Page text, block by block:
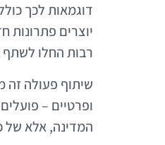
דוגמאות לכך
יוצרים
רבות החלו לשתף
שיתוף פעולה זה
ופרטיים –
המדינה, אלא של